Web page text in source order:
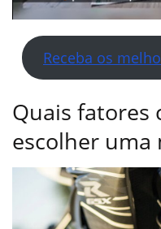
Receba os
Quais fatores
escolher uma